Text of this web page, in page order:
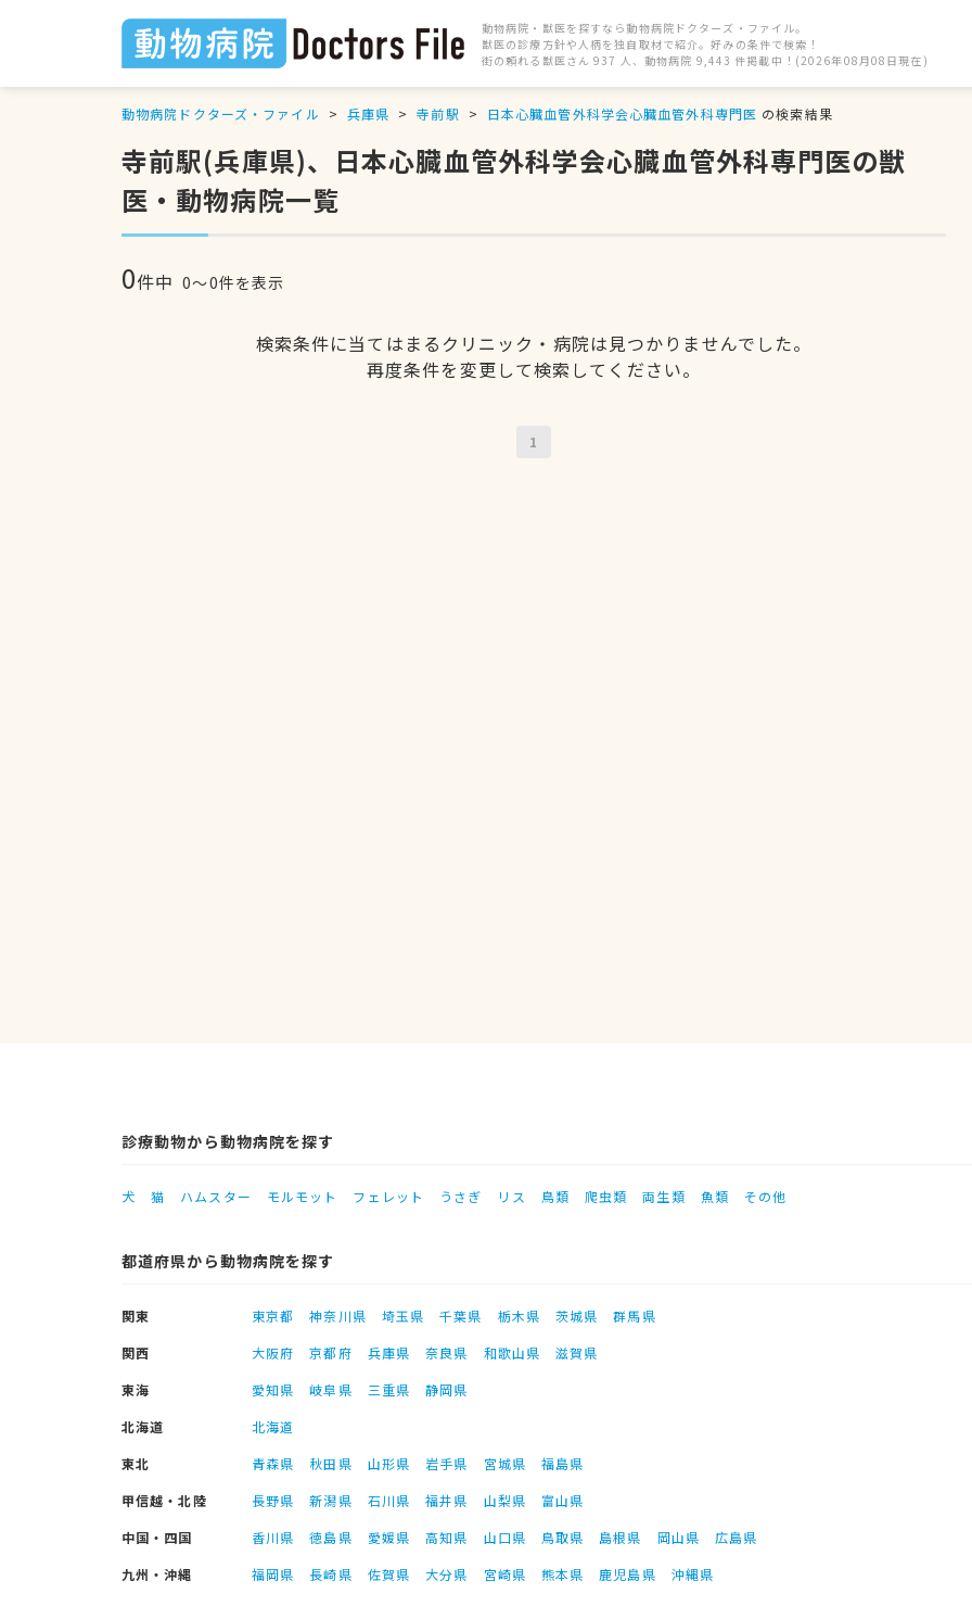
動物病院・獣医を探すなら動物病院ドクターズ・ファイル。
獣医の診療方針や人柄を独自取材で紹介。好みの条件で検索！
街の頼れる獣医さん 937 人、動物病院 9,443 件掲載中！(2026年08月08日現在)
動物病院ドクターズ・ファイル 兵庫県 寺前駅 日本心臓血管外科学会心臓血管外科専門医 の検索結果
寺前駅(兵庫県)、日本心臓血管外科学会心臓血管外科専門医の獣
医・動物病院一覧
0件中 0〜0件を表示
検索条件に当てはまるクリニック・病院は見つかりませんでした。
再度条件を変更して検索してください。
1
診療動物から動物病院を探す
犬 猫 ハムスター モルモット フェレット うさぎ リス 鳥類 爬虫類 両生類 魚類 その他
都道府県から動物病院を探す
関東 東京都 神奈川県 埼玉県 千葉県 栃木県 茨城県
群馬県
関西
大阪府 京都府 兵庫県 奈良県 和歌山県
滋賀県
東海
愛知県 岐阜県 三重県
静岡県
北海道
北海道
東北
青森県 秋田県 山形県 岩手県 宮城県
福島県
甲信越・北陸
長野県 新潟県 石川県 福井県 山梨県
富山県
中国・四国
香川県 徳島県 愛媛県 高知県 山口県 鳥取県 島根県 岡山県
広島県
九州・沖縄
福岡県 長崎県 佐賀県 大分県 宮崎県 熊本県 鹿児島県 沖縄県